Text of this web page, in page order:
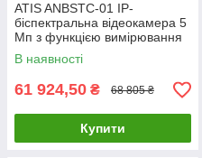
ATIS ANBSTC-01 IP-
біспектральна відеокамера 5
Мп з функцією вимірювання
температури тіла
В наявності
61 924,50 ₴ 68 805 ₴
Купити